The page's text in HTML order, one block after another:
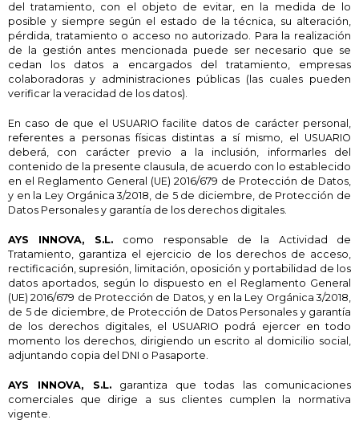
del tratamiento, con el objeto de evitar, en la medida de lo
posible y siempre según el estado de la técnica, su alteración,
pérdida, tratamiento o acceso no autorizado. Para la realización
de la gestión antes mencionada puede ser necesario que se
cedan los datos a encargados del tratamiento, empresas
colaboradoras y administraciones públicas (las cuales pueden
verificar la veracidad de los datos).
En caso de que el USUARIO facilite datos de carácter personal,
referentes a personas físicas distintas a sí mismo, el USUARIO
deberá, con carácter previo a la inclusión, informarles del
contenido de la presente clausula, de acuerdo con lo establecido
en el Reglamento General (UE) 2016/679 de Protección de Datos,
y en la Ley Orgánica 3/2018, de 5 de diciembre, de Protección de
Datos Personales y garantía de los derechos digitales.
AYS INNOVA, S.L. como responsable de la Actividad de
Tratamiento, garantiza el ejercicio de los derechos de acceso,
rectificación, supresión, limitación, oposición y portabilidad de los
datos aportados, según lo dispuesto en el Reglamento General
(UE) 2016/679 de Protección de Datos, y en la Ley Orgánica 3/2018,
de 5 de diciembre, de Protección de Datos Personales y garantía
de los derechos digitales, el USUARIO podrá ejercer en todo
momento los derechos, dirigiendo un escrito al domicilio social,
adjuntando copia del DNI o Pasaporte.
AYS INNOVA, S.L.garantiza que todas las comunicaciones
comerciales que dirige a sus clientes cumplen la normativa
vigente.